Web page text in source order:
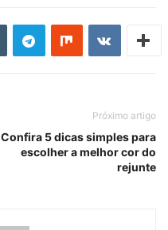
Próximo artigo
Confira 5 dicas simples para
escolher a melhor cor do
rejunte